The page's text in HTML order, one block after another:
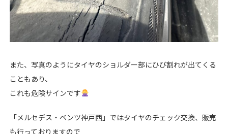
また、写真のようにタイヤのショルダー部にひび割れが出てくる
こともあり、
これも危険サインです
「メルセデス・ベンツ神戸西」ではタイヤのチェック交換、販売
も行っておりますので